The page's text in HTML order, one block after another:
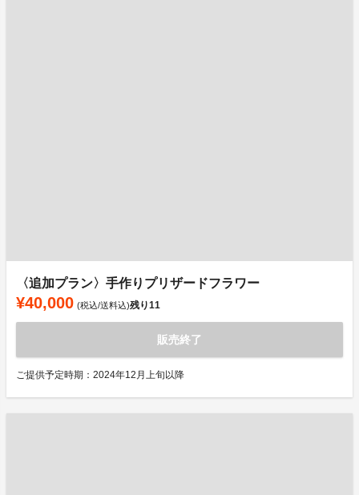
〈追加プラン〉手作りプリザードフラワー
¥40,000 (税込/送料込)残り11
販売終了
ご提供予定時期：2024年12月上旬以降